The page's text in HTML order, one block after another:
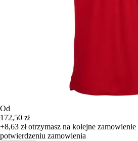
Od
172,50 zł
+8,63 złotrzymasz na kolejne zamowienie
potwierdzeniu zamowienia